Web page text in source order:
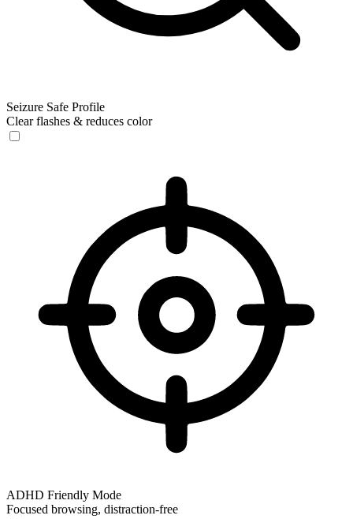
Seizure Safe Profile
Clear flashes & reduces color
ADHD Friendly Mode
Focused browsing, distraction-free